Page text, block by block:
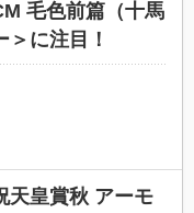
毛色前篇（十馬
に注目！
天皇賞秋 アーモ